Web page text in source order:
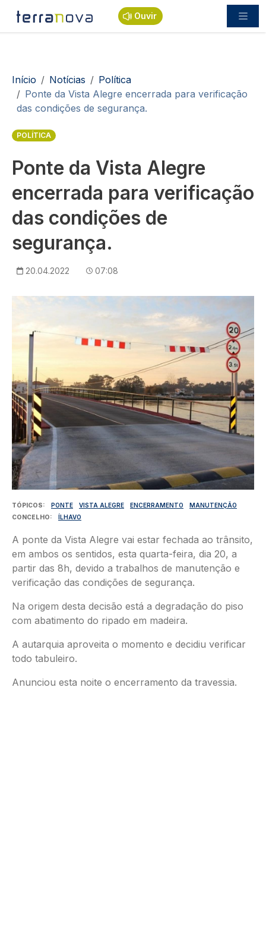
Passar para o conteúdo principal
Ouvir
Navegação estrutural
Início Notícias
Política
Ponte da Vista Alegre encerrada para verificação
das condições de segurança.
POLÍTICA
Ponte da Vista Alegre
encerrada para verificação
das condições de
segurança.
20.04.2022 07:08
Imagem
TÓPICOS PONTE VISTA ALEGRE ENCERRAMENTO
MANUTENÇÃO
CONCELHO
ÍLHAVO
A ponte da Vista Alegre vai estar fechada ao trânsito,
em ambos os sentidos, esta quarta-feira, dia 20, a
partir das 8h, devido a trabalhos de manutenção e
verificação das condições de segurança.
Na origem desta decisão está a degradação do piso
com abatimento do ripado em madeira.
A autarquia aproveita o momento e decidiu verificar
todo tabuleiro.
Anunciou esta noite o encerramento da travessia.